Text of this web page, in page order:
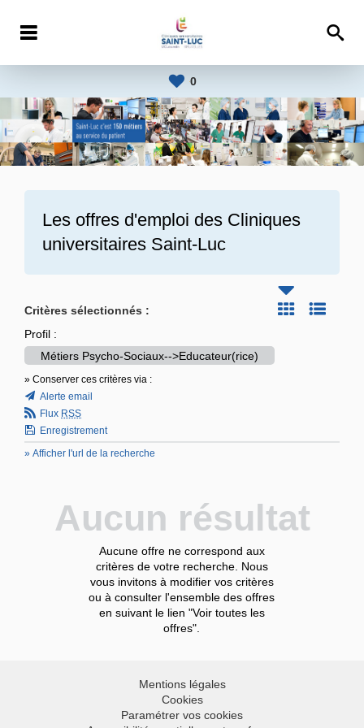
0
Les offres d'emploi des Cliniques
universitaires Saint-Luc
Critères sélectionnés :
Profil :
Métiers Psycho-Sociaux-->Educateur(rice)
» Conserver ces critères via :
Alerte email
Flux RSS
Enregistrement
» Afficher l'url de la recherche
Aucun résultat
Aucune offre ne correspond aux
critères de votre recherche. Nous
vous invitons à modifier vos critères
ou à consulter l'ensemble des offres
en suivant le lien "Voir toutes les
offres".
Mentions légales
Cookies
Paramétrer vos cookies